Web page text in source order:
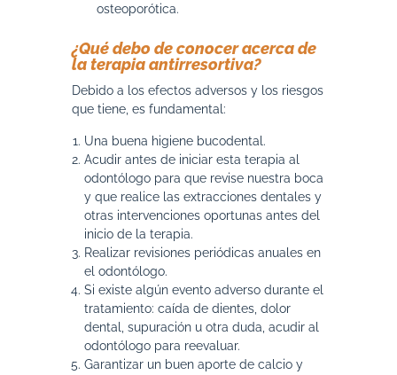
osteoporótica.
¿Qué debo de conocer acerca de
la terapia antirresortiva?
Debido a los efectos adversos y los riesgos
que tiene, es fundamental:
Una buena higiene bucodental.
Acudir antes de iniciar esta terapia al
odontólogo para que revise nuestra boca
y que realice las extracciones dentales y
otras intervenciones oportunas antes del
inicio de la terapia.
Realizar revisiones periódicas anuales en
el odontólogo.
Si existe algún evento adverso durante el
tratamiento: caída de dientes, dolor
dental, supuración u otra duda, acudir al
odontólogo para reevaluar.
Garantizar un buen aporte de calcio y